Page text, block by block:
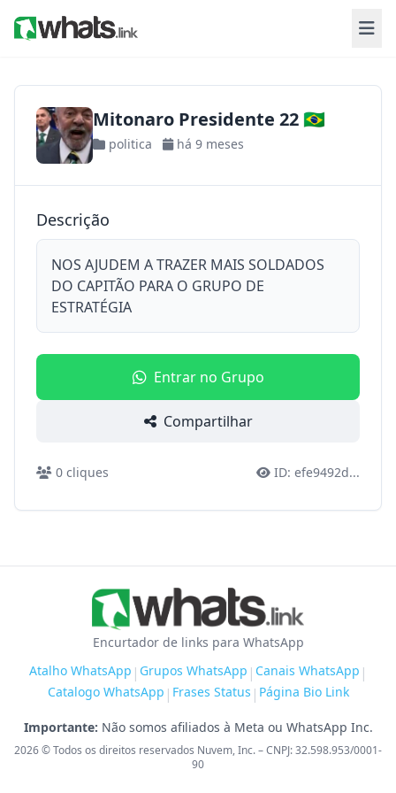
Mitonaro Presidente 22 🇧🇷
politica há 9 meses
Descrição
NOS AJUDEM A TRAZER MAIS SOLDADOS
DO CAPITÃO PARA O GRUPO DE
ESTRATÉGIA
Entrar no Grupo
Compartilhar
0 cliques ID: efe9492d...
Encurtador de links para WhatsApp
Atalho WhatsApp | Grupos WhatsApp | Canais WhatsApp |
Catalogo WhatsApp | Frases Status | Página Bio Link
Importante: Não somos afiliados à Meta ou WhatsApp Inc.
2026© Todos os direitos reservados Nuvem, Inc. – CNPJ: 32.598.953/0001-
90